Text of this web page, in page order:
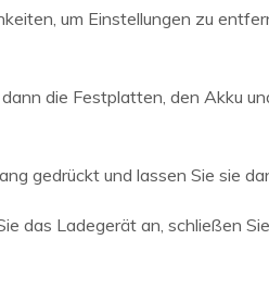
um Einstellungen zu
die Festplatten, den Akku
gedrückt und lassen Sie sie
das Ladegerät an, schließen